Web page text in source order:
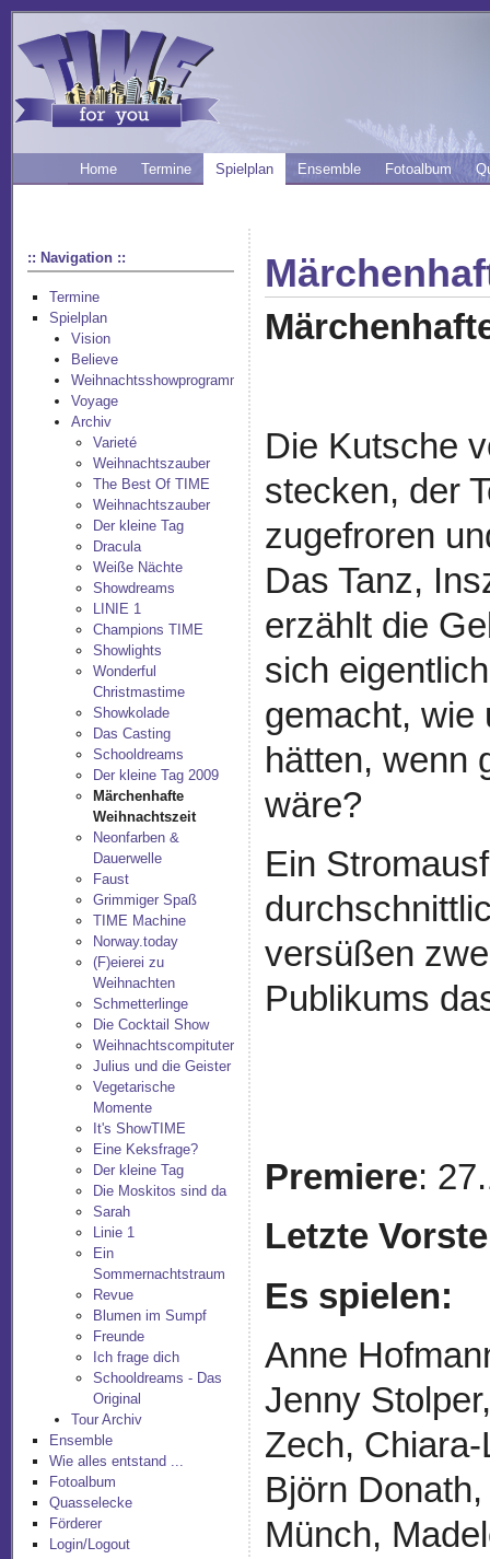
Home Termine Spielplan Ensemble Fotoalbum
:: Navigation ::
Termine
Spielplan
Vision
Believe
Weihnachtsshowprogramm
Voyage
Archiv
Varieté
Weihnachtszauber
The Best Of TIME
Weihnachtszauber
Der kleine Tag
Dracula
Weiße Nächte
Showdreams
LINIE 1
Champions TIME
Showlights
Wonderful
Christmastime
Showkolade
Das Casting
Schooldreams
Der kleine Tag 2009
Märchenhafte
Weihnachtszeit
Neonfarben &
Dauerwelle
Faust
Grimmiger Spaß
TIME Machine
Norway.today
(F)eierei zu
Weihnachten
Schmetterlinge
Die Cocktail Show
Weihnachtscompituter
Julius und die Geister
Vegetarische
Momente
It's ShowTIME
Eine Keksfrage?
Der kleine Tag
Die Moskitos sind da
Sarah
Linie 1
Ein
Sommernachtstraum
Revue
Blumen im Sumpf
Freunde
Ich frage dich
Schooldreams - Das
Original
Tour Archiv
Ensemble
Wie alles entstand ...
Fotoalbum
Quasselecke
Förderer
Login/Logout
Die Kutsche
stecken, der
zugefroren
Das Tanz,
erzählt die
sich
gemacht, wie
hätten, wenn
wäre?
Ein
versüßen
Publikums
Premiere:
Letzte
Es spielen:
Anne
Jenny
Zech,
Björn
Münch,